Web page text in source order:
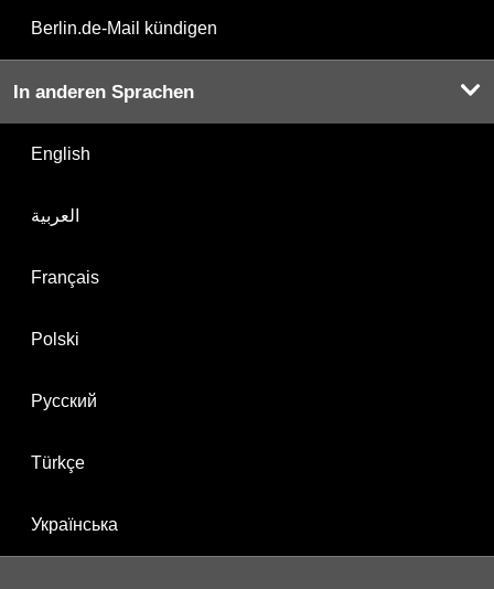
Berlin.de-Mail kündigen
In anderen Sprachen
English
العربية
Français
Polski
Русский
Türkçe
Українська